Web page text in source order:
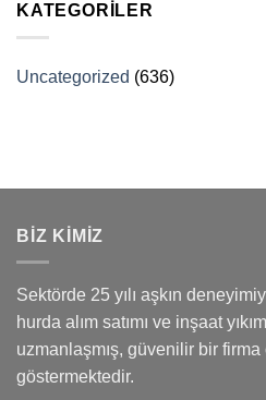
KATEGORILER
Uncategorized (636)
BİZ KİMİZ
Sektörde 25 yılı aşkın
hurda alım satımı ve inşaat
uzmanlaşmış, güvenilir bir
göstermektedir.